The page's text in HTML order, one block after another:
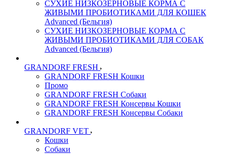
СУХИЕ НИЗКОЗЕРНОВЫЕ КОРМА С
ЖИВЫМИ ПРОБИОТИКАМИ ДЛЯ КОШЕК
Advanced (Бельгия)
СУХИЕ НИЗКОЗЕРНОВЫЕ КОРМА С
ЖИВЫМИ ПРОБИОТИКАМИ ДЛЯ СОБАК
Advanced (Бельгия)
GRANDORF FRESH
GRANDORF FRESH Кошки
Промо
GRANDORF FRESH Собаки
GRANDORF FRESH Консервы Кошки
GRANDORF FRESH Консервы Собаки
GRANDORF VET
Кошки
Собаки